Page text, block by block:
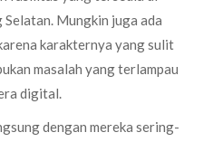
Mungkin juga ada
karakternya yang sulit
masalah yang terlampau
digital.
dengan mereka sering-